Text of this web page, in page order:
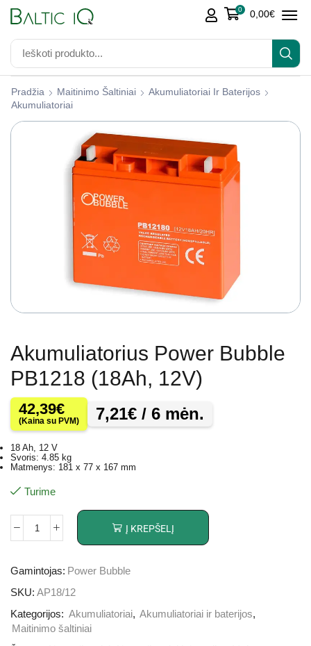
0 0,00€
Pradžia Maitinimo Šaltiniai
Akumuliatoriai Ir Baterijos
Akumuliatoriai
Akumuliatorius Power Bubble
PB1218 (18Ah, 12V)
42,39€
(Kaina su PVM) 7,21€ / 6 mėn.
18 Ah, 12 V
Svoris: 4.85 kg
Matmenys: 181 x 77 x 167 mm
Turime
Į KREPŠELĮ
Gamintojas: Power Bubble
SKU: AP18/12
Kategorijos: Akumuliatoriai, Akumuliatoriai ir baterijos,
Maitinimo šaltiniai